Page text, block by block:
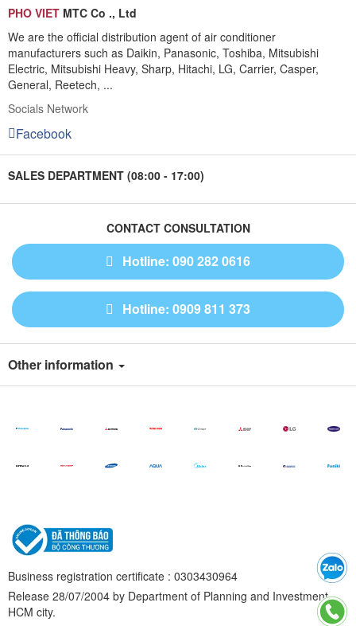
PHO VIET MTC Co ., Ltd
We are the official distribution agent of air conditioner
manufacturers such as Daikin, Panasonic, Toshiba, Mitsubishi
Electric, Mitsubishi Heavy, Sharp, Hitachi, LG, Carrier, Casper,
General, Reetech, ...
Socials Network
Facebook
SALES DEPARTMENT (08:00 - 17:00)
CONTACT CONSULTATION
Hotline: 090 282 0616
Hotline: 0909 811 373
Other information
Business registration certificate : 0303430964
Release 28/07/2004 by Department of Planning and Investment
HCM city.